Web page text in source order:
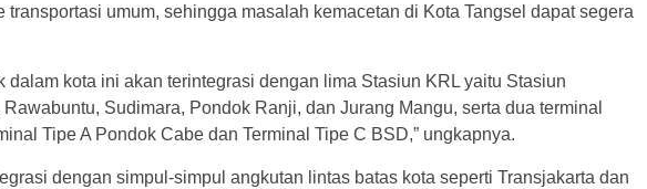
transportasi umum, sehingga masalah kemacetan di Kota Tangsel dapat segera
dalam kota ini akan terintegrasi dengan lima Stasiun KRL yaitu Stasiun
Rawabuntu, Sudimara, Pondok Ranji, dan Jurang Mangu, serta dua terminal
Tipe A Pondok Cabe dan Terminal Tipe C BSD,” ungkapnya.
dengan simpul-simpul angkutan lintas batas kota seperti Transjakarta dan